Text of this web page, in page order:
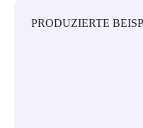
PRODUZIERTE